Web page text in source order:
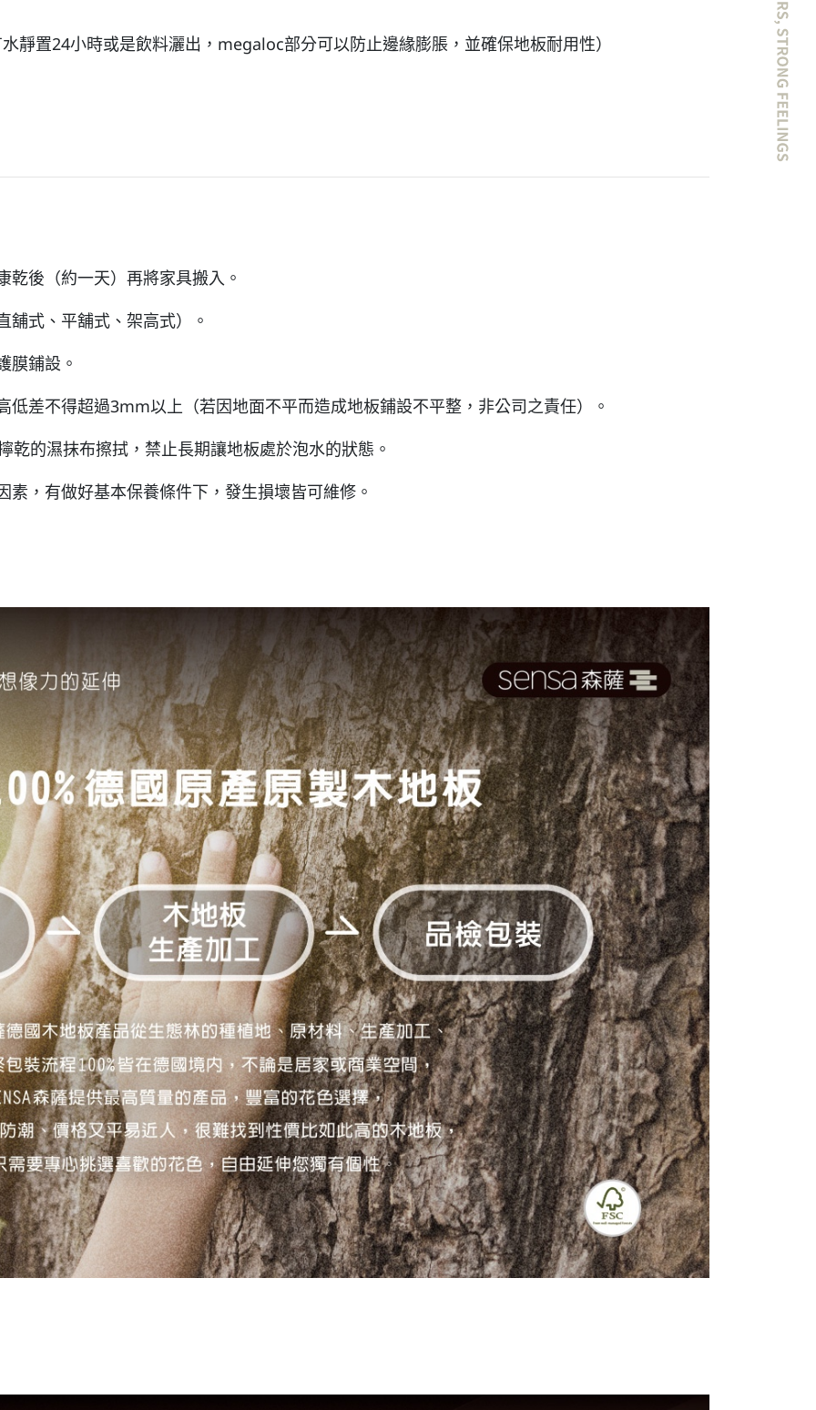
置24小時或是飲料灑出，megaloc部分可以防止邊緣膨脹，並確保地板耐用性）
後（約一天）再將家具搬入。
舖式、平舖式、架高式）。
膜鋪設。
低差不得超過3mm以上（若因地面不平而造成地板鋪設不平整，非公司之責任）。
乾的濕抹布擦拭，禁止長期讓地板處於泡水的狀態。
，有做好基本保養條件下，發生損壞皆可維修。